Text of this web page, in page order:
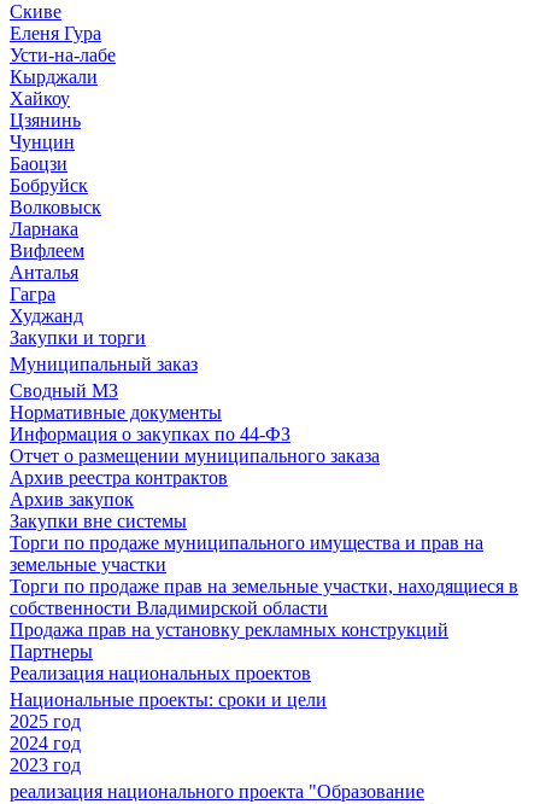
Скиве
Еленя Гура
Усти-на-лабе
Кырджали
Хайкоу
Цзянинь
Чунцин
Баоцзи
Бобруйск
Волковыск
Ларнака
Вифлеем
Анталья
Гагра
Худжанд
Закупки и торги
Муниципальный заказ
Сводный МЗ
Нормативные документы
Информация о закупках по 44-ФЗ
Отчет о размещении муниципального заказа
Архив реестра контрактов
Архив закупок
Закупки вне системы
Торги по продаже муниципального имущества и прав на
земельные участки
Торги по продаже прав на земельные участки, находящиеся в
собственности Владимирской области
Продажа прав на установку рекламных конструкций
Партнеры
Реализация национальных проектов
Национальные проекты: сроки и цели
2025 год
2024 год
2023 год
реализация национального проекта "Образование